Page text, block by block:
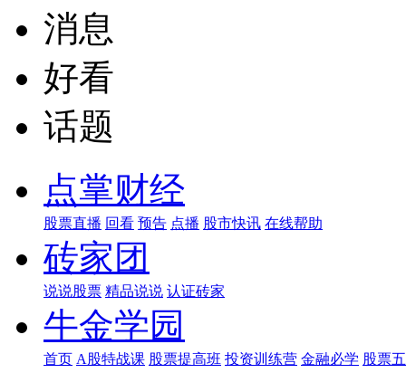
消息
好看
话题
点掌财经
股票直播 回看 预告 点播 股市快讯 在线帮助
砖家团
说说股票 精品说说 认证砖家
牛金学园
首页 A股特战课 股票提高班 投资训练营 金融必学 股票